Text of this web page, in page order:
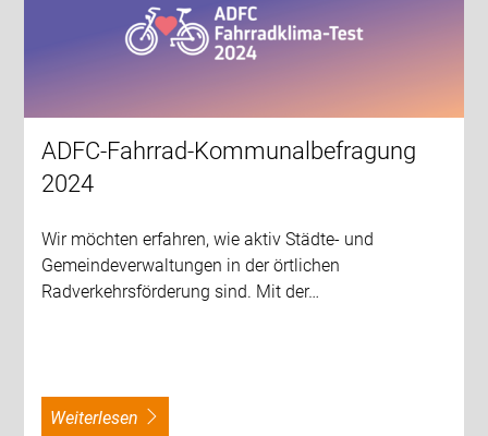
ADFC-Fahrrad-Kommunalbefragung
2024
Wir möchten erfahren, wie aktiv Städte- und
Gemeindeverwaltungen in der örtlichen
Radverkehrsförderung sind. Mit der…
weiterlesen